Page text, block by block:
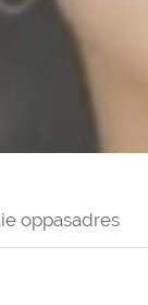
oppasadres